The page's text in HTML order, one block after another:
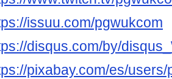
issuu.com/pgwukcom
disqus.com/by/
pixabay.com/es/